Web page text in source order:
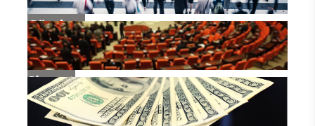
Gündem
Siyaset